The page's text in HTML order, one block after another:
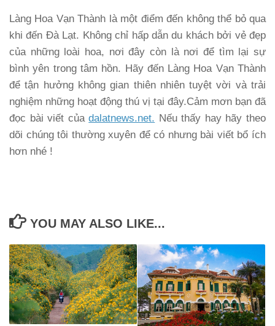
Làng Hoa Vạn Thành là một điểm đến không thể bỏ qua
khi đến Đà Lạt. Không chỉ hấp dẫn du khách bởi vẻ đẹp
của những loài hoa, nơi đây còn là nơi để tìm lại sự
bình yên trong tâm hồn. Hãy đến Làng Hoa Vạn Thành
để tận hưởng không gian thiên nhiên tuyệt vời và trải
nghiệm những hoạt động thú vị tại đây.Cảm mơn bạn đã
đọc bài viết củadalatnews.net. Nếu thấy hay hãy theo
dõi chúng tôi thường xuyên để có nhưng bài viết bổ ích
hơn nhé !
YOU MAY ALSO LIKE...